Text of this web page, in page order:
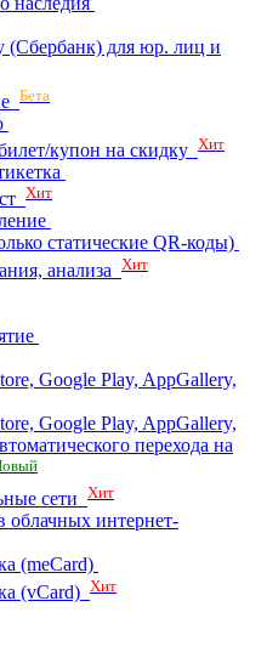
(Сбербанк) для юр. лиц и
Бета
купон на скидку Хит
Хит
статические QR-коды)
анализа Хит
Google Play, AppGallery,
Google Play, AppGallery,
перехода на
сети Хит
интернет-
(meCard)
(vCard) Хит